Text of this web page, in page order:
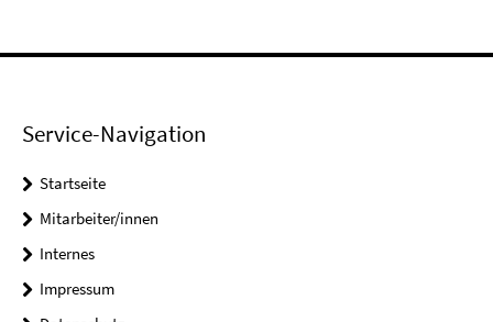
Service-Navigation
Startseite
Mitarbeiter/innen
Internes
Impressum